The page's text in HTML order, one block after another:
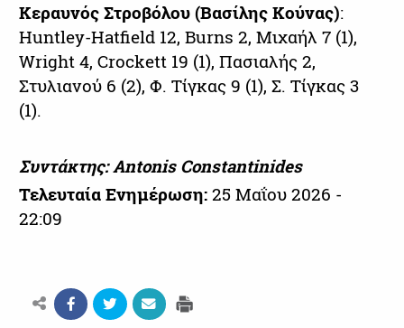
Κεραυνός Στροβόλου (Βασίλης Κούνας):
Huntley-Hatfield 12, Burns 2, Μιχαήλ 7 (1),
Wright 4, Crockett 19 (1), Πασιαλής 2,
Στυλιανού 6 (2), Φ. Τίγκας 9 (1), Σ. Τίγκας 3
(1).
Συντάκτης: Antonis Constantinides
Τελευταία Ενημέρωση:25 Μαΐου 2026 -
22:09